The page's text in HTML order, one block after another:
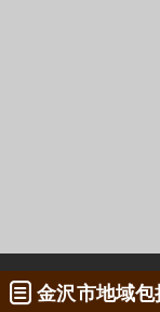
金沢市地域